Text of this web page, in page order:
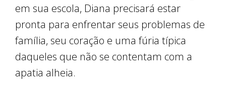
em sua escola, Diana precisará estar
pronta para enfrentar seus problemas de
família, seu coração e uma fúria típica
daqueles que não se contentam com a
apatia alheia.